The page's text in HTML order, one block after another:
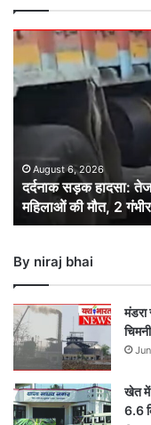
दर्दनाक
हादसा:
तेज
कार
ट्रक
टकराई,
2
की
गंभीर
August 6, 2026
दर्दनाक सड़क हादसा:
महिलाओं की मौत, 2 गंभीर
By niraj bhai
मंडरा
खेत में
6.6